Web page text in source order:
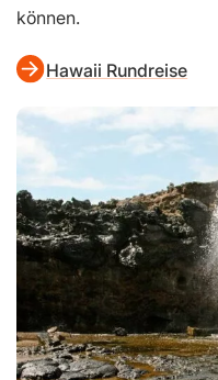
können.
Hawaii Rundreise